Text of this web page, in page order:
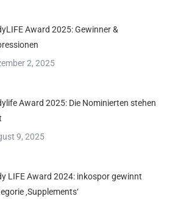
Award 2025: Gewinner &
2, 2025
Award 2025: Die Nominierten stehen
9, 2025
LIFE Award 2024: inkospor gewinnt
‚Supplements‘